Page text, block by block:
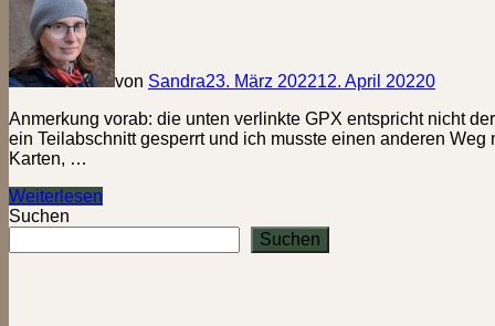
von Sandra23. März 202212. April 20220
Anmerkung vorab: die unten verlinkte GPX entspricht nicht
ein Teilabschnitt gesperrt und ich musste einen anderen
Karten, …
Wasserfallsteig
Bad
–
Weiterlesen
Suchen
Suchen